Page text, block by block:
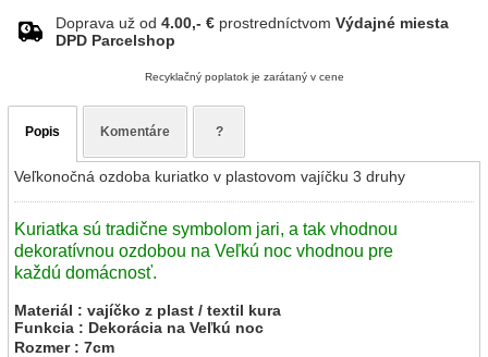
Doprava už od 4.00,- € prostredníctvom Výdajné miesta
DPD Parcelshop
Recyklačný poplatok je zarátaný v cene
Popis Komentáre ?
Veľkonočná ozdoba kuriatko v plastovom vajíčku 3 druhy
Kuriatka sú tradične symbolom jari, a tak vhodnou
dekoratívnou ozdobou na Veľkú noc vhodnou pre
každú domácnosť.
Materiál : vajíčko z plast / textil kura
Funkcia : Dekorácia na Veľkú noc
Rozmer : 7cm